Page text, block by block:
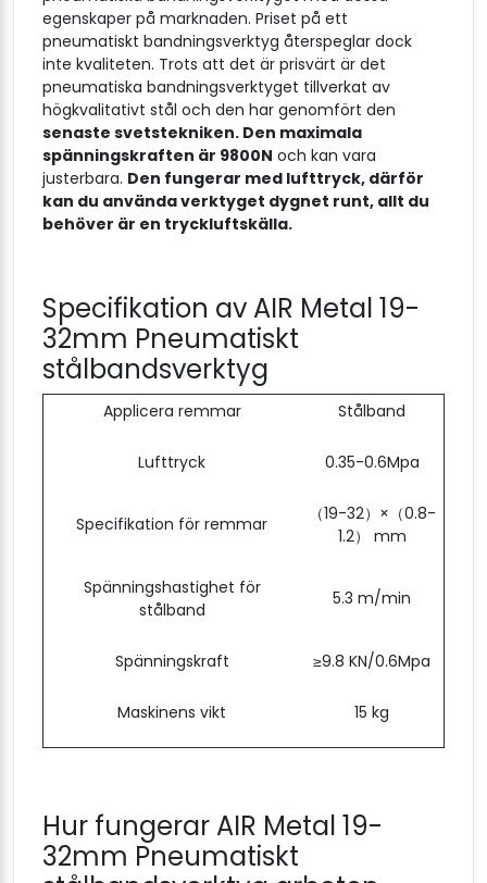
egenskaper på marknaden. Priset på ett
pneumatiskt bandningsverktyg återspeglar dock
inte kvaliteten. Trots att det är prisvärt är det
pneumatiska bandningsverktyget tillverkat av
högkvalitativt stål och den har genomfört den
senaste svetstekniken. Den maximala
spänningskraften är 9800N och kan vara
justerbara. Den fungerar med lufttryck, därför
kan du använda verktyget dygnet runt, allt du
behöver är en tryckluftskälla.
Specifikation av AIR Metal 19-
32mm Pneumatiskt
stålbandsverktyg
Applicera remmar Stålband
Lufttryck 0.35-0.6Mpa
Specifikation för remmar
（19-32）×（0.8-
1.2） mm
Spänningshastighet för
stålband
5.3 m/min
Spänningskraft ≥9.8 KN/0.6Mpa
Maskinens vikt 15 kg
Hur fungerar AIR Metal 19-
32mm Pneumatiskt